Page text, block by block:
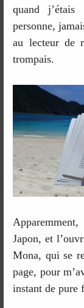
quand
personne,
au lecteur de
trompais.
Japon, et
Mona, qui se
page, pour
instant de pure